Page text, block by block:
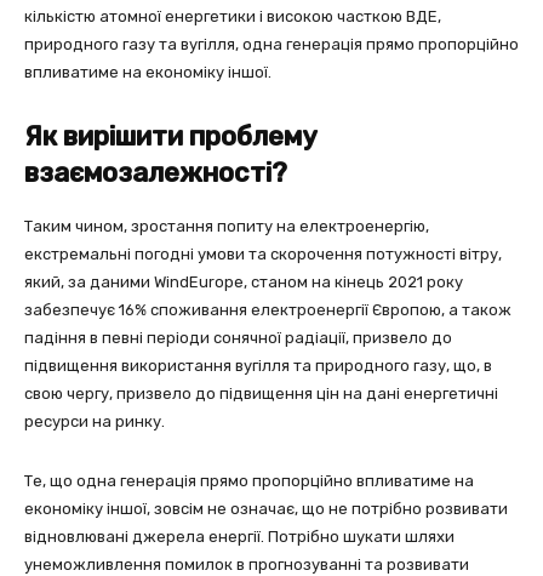
кількістю атомної енергетики і високою часткою ВДЕ,
природного газу та вугілля, одна генерація прямо пропорційно
впливатиме на економіку іншої.
Як вирішити проблему
взаємозалежності?
Таким чином, зростання попиту на електроенергію,
екстремальні погодні умови та скорочення потужності вітру,
який, за даними WindEurope, станом на кінець 2021 року
забезпечує 16% споживання електроенергії Європою, а також
падіння в певні періоди сонячної радіації, призвело до
підвищення використання вугілля та природного газу, що, в
свою чергу, призвело до підвищення цін на дані енергетичні
ресурси на ринку.
Те, що одна генерація прямо пропорційно впливатиме на
економіку іншої, зовсім не означає, що не потрібно розвивати
відновлювані джерела енергії. Потрібно шукати шляхи
унеможливлення помилок в прогнозуванні та розвивати